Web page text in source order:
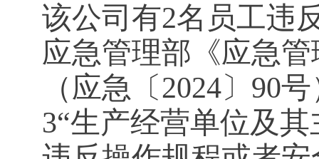
该公司有2名员工违
应急管理部《应急
（应急〔2024〕90
3“生产经营单位及